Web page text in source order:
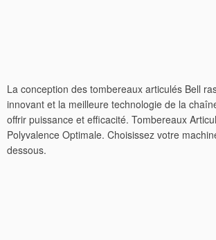
La conception des tombereaux articulés Bell
innovant et la meilleure technologie de la
offrir puissance et efficacité. Tombereaux
Polyvalence Optimale. Choisissez votre
dessous.